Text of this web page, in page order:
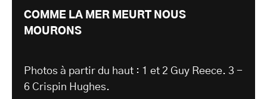
COMME LA MER MEURT NOUS
MOURONS
Photos à partir du haut : 1 et 2 Guy Reece. 3 -
6 Crispin Hughes.